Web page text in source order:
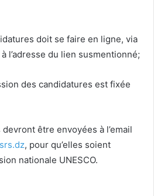
doit se faire en ligne, via
l’adresse du lien susmentionné;
des candidatures est fixée
être envoyées à l’email
, pour qu’elles soient
nationale UNESCO.